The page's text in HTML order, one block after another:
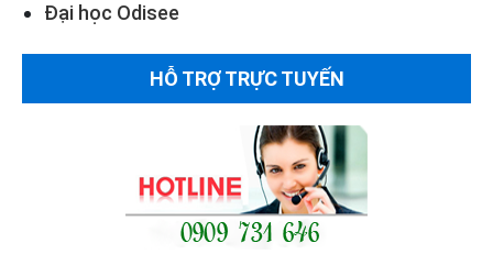
Đại học Odisee
HỖ TRỢ TRỰC TUYẾN